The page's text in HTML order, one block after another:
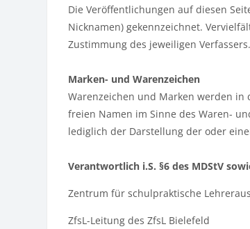
Die Veröffentlichungen auf diesen
Nicknamen) gekennzeichnet.
Zustimmung des jeweiligen
Marken- und Warenzeichen
Warenzeichen und Marken werden in
freien Namen im Sinne des Waren-
lediglich der Darstellung der oder
Verantwortlich i.S. §6 des MDStV
Zentrum für schulpraktische
ZfsL-Leitung des ZfsL Bielefeld